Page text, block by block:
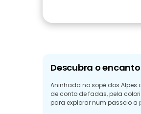
Descubra o
Aninhada no sopé dos Alpes
de conto de fadas, pela
para explorar num passeio